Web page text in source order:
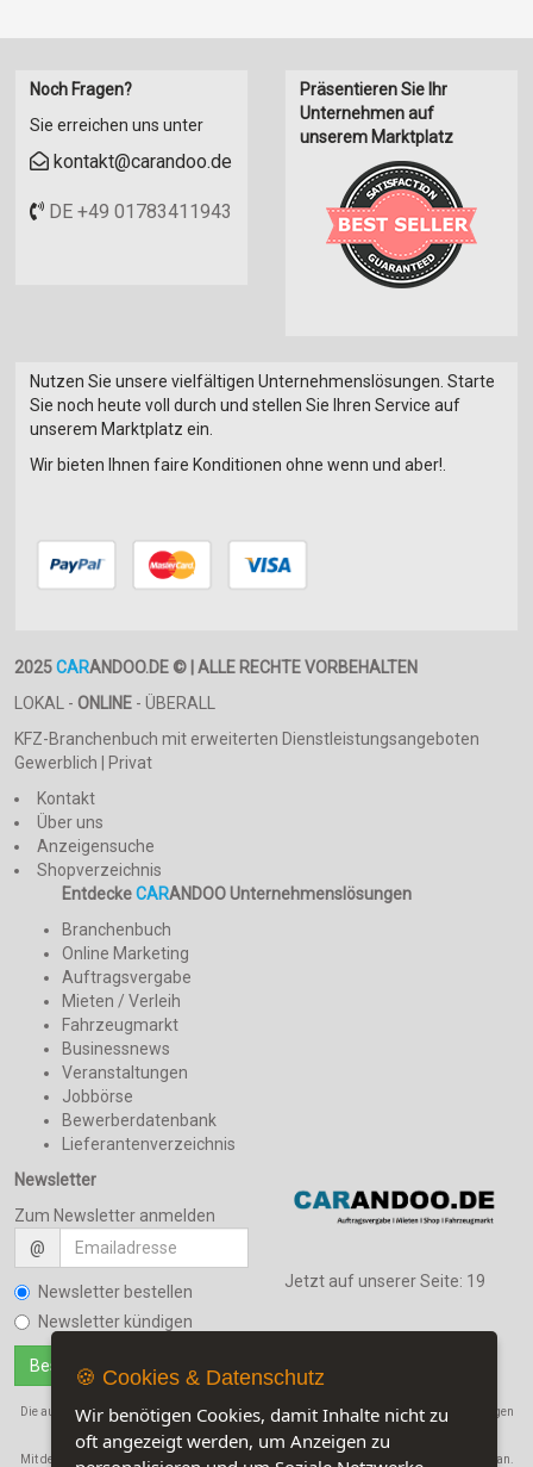
Noch Fragen?
Sie erreichen uns unter
kontakt@carandoo.de
DE +49 01783411943
Präsentieren Sie Ihr
Unternehmen auf
unserem Marktplatz
Nutzen Sie unsere vielfältigen Unternehmenslösungen. Starte
Sie noch heute voll durch und stellen Sie Ihren Service auf
unserem Marktplatz ein.
Wir bieten Ihnen faire Konditionen ohne wenn und aber!.
2025CARANDOO.DE © | ALLE RECHTE VORBEHALTEN
LOKAL - ONLINE - ÜBERALL
KFZ-Branchenbuch mit erweiterten Dienstleistungsangeboten
Gewerblich | Privat
Kontakt
Über uns
Anzeigensuche
Shopverzeichnis
EntdeckeCARANDOO Unternehmenslösungen
Branchenbuch
Online Marketing
Auftragsvergabe
Mieten / Verleih
Fahrzeugmarkt
Businessnews
Veranstaltungen
Jobbörse
Bewerberdatenbank
Lieferantenverzeichnis
Newsletter
Zum Newsletter anmelden
@
Newsletter bestellen
Newsletter kündigen
Jetzt auf unserer Seite: 19
Die auf dieser Seite verwendeten Produktbezeichnungen, Namen und Warenbezeichnungen
sind Eigentum der jeweiligen Firmen.
Mit der Benutzung dieser Seite erkennen Sie unsere
AGB und die Datenschutzerklärung an.
🍪 Cookies & Datenschutz
Wir benötigen Cookies, damit Inhalte nicht zu
oft angezeigt werden, um Anzeigen zu